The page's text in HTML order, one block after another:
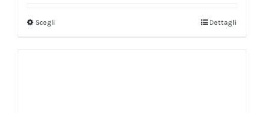
Scegli Dettagli